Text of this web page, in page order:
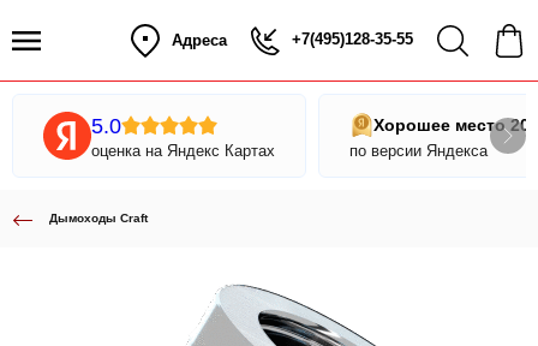
Адреса +7(495)128-35-55
5.0
оценка на Яндекс Картах
Хорошее место
по версии Яндекса
Дымоходы Craft